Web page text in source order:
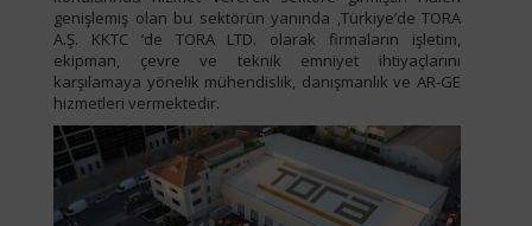
genişlemiş olan bu sektörün yanında ,Türkiye’de TORA
A.Ş. KKTC ‘de TORA LTD. olarak firmaların işletim,
ekipman, çevre ve teknik emniyet ihtiyaçlarını
karşılamaya yönelik mühendislik, danışmanlık ve AR-GE
hizmetleri vermektedir.